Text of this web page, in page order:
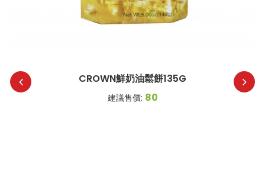
CROWN鮮奶油鬆餅135G
建議售價: 80